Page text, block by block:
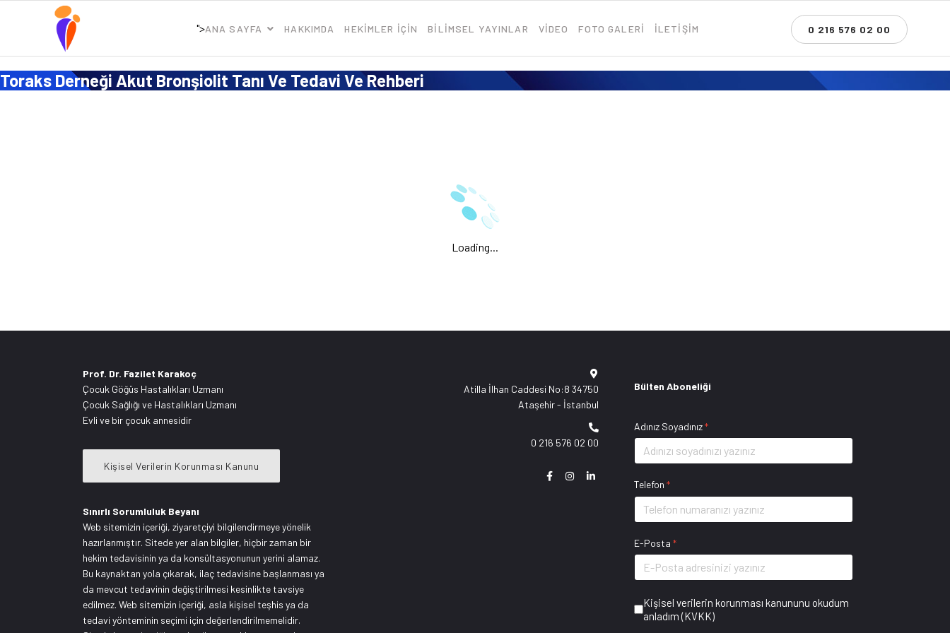
">ANA SAYFA HAKKIMDA HEKİMLER İÇİN BİLİMSEL YAYINLAR VİDEO FOTO GALERİ İLETİŞİM 0 216 576 02 00
Toraks Derneği Akut Bronşiolit Tanı Ve Tedavi Ve Rehberi
Loading...
Prof. Dr. Fazilet Karakoç
Çocuk Göğüs Hastalıkları Uzmanı
Çocuk Sağlığı ve Hastalıkları Uzmanı
Evli ve bir çocuk annesidir
Kişisel Verilerin Korunması Kanunu
Sınırlı Sorumluluk Beyanı
Web sitemizin içeriği, ziyaretçiyi bilgilendirmeye yönelik
hazırlanmıştır. Sitede yer alan bilgiler, hiçbir zaman bir
hekim tedavisinin ya da konsültasyonunun yerini alamaz.
Bu kaynaktan yola çıkarak, ilaç tedavisine başlanması ya
da mevcut tedavinin değiştirilmesi kesinlikte tavsiye
edilmez. Web sitemizin içeriği, asla kişisel teşhis ya da
tedavi yönteminin seçimi için değerlendirilmemelidir.
Atilla İlhan Caddesi No:8 34750
Ataşehir - İstanbul
0 216 576 02 00
Bülten Aboneliği
Adınız Soyadınız*
Telefon *
E-Posta *
Kişisel verilerin korunması kanununu okudum
anladım (KVKK)